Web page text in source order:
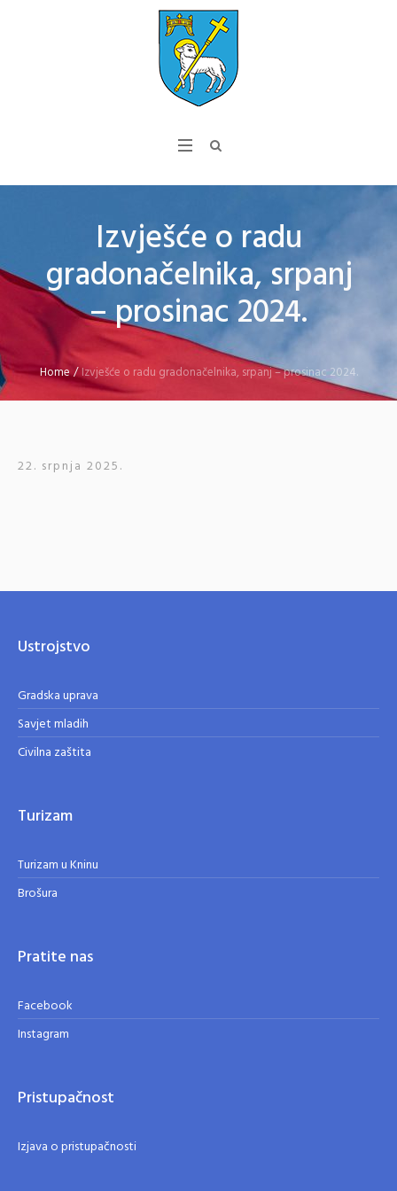
Izvješće o radu
gradonačelnika, srpanj
– prosinac 2024.
Home/Izvješće o radu gradonačelnika, srpanj – prosinac 2024.
22. srpnja 2025.
Ustrojstvo
Gradska uprava
Savjet mladih
Civilna zaštita
Turizam
Turizam u Kninu
Brošura
Pratite nas
Facebook
Instagram
Pristupačnost
Izjava o pristupačnosti